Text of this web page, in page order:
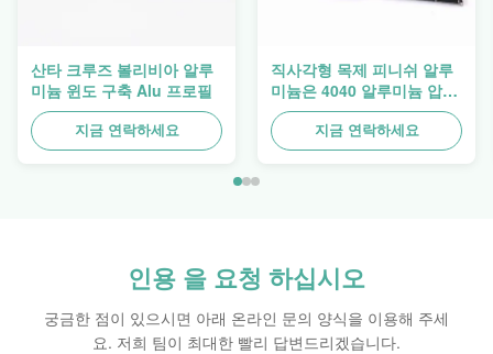
산타 크루즈 볼리비아 알루
미늄 윈도 구축 Alu 프로필
지금 연락하세요
직사각형 목제 피니쉬 알루
미늄은 4040 알루미늄 압출
프로파일을 돋보이게 합니
다
지금 연락하세요
인용 을 요청 하십시오
궁금한 점이 있으시면 아래 온라인 문의 양식을 이용해 주세
요. 저희 팀이 최대한 빨리 답변드리겠습니다.